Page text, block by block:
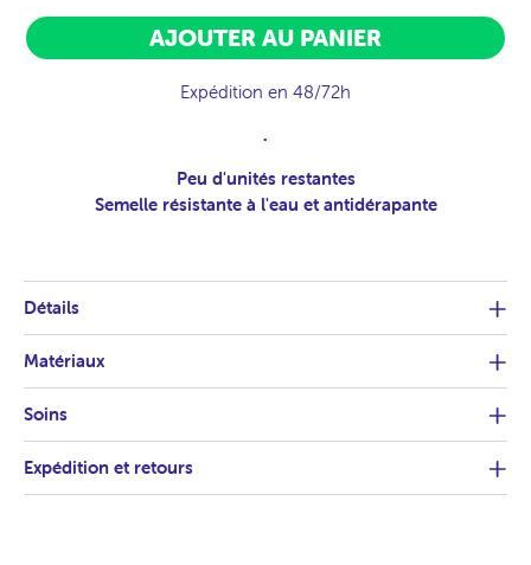
AJOUTER AU PANIER
Expédition en 48/72h
.
Peu d'unités restantes
Semelle résistante à l'eau et antidérapante
Détails
Matériaux
Soins
Expédition et retours